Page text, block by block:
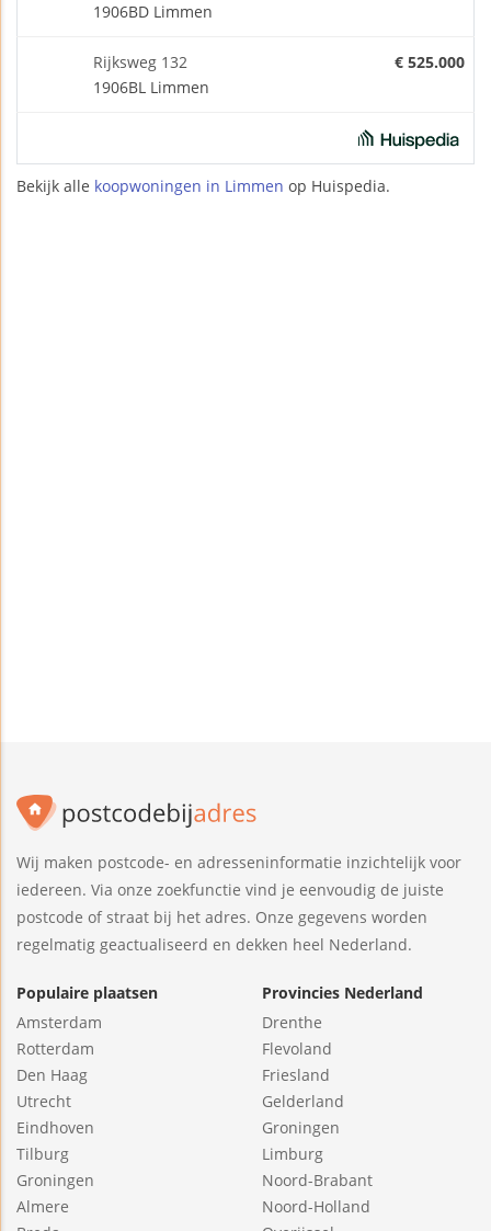
1906BD Limmen
Rijksweg 132
1906BL Limmen
€ 525.000
Bekijk alle koopwoningen in Limmen op Huispedia.
Wij maken postcode- en adresseninformatie inzichtelijk voor
iedereen. Via onze zoekfunctie vind je eenvoudig de juiste
postcode of straat bij het adres. Onze gegevens worden
regelmatig geactualiseerd en dekken heel Nederland.
Populaire plaatsen
Amsterdam
Rotterdam
Den Haag
Utrecht
Eindhoven
Tilburg
Groningen
Almere
Provincies Nederland
Drenthe
Flevoland
Friesland
Gelderland
Groningen
Limburg
Noord-Brabant
Noord-Holland